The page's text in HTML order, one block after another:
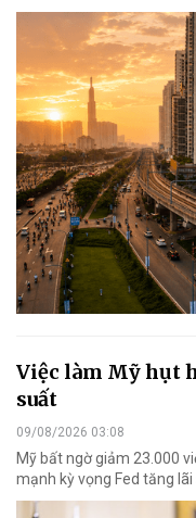
Việc làm Mỹ hụt
suất
09/08/2026 03:08
Mỹ bất ngờ giảm 23.000
mạnh kỳ vọng Fed tăng